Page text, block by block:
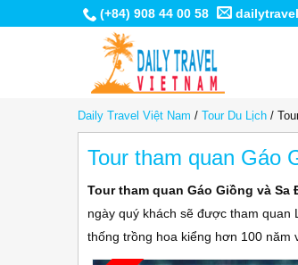
(+84) 908 44 00 58
Daily Travel Việt Nam / Tour Du Lịch /
Tour tham quan Gáo
Tour tham quan Gáo Giồng và Sa
ngày quý khách sẽ được tham
thống trồng hoa kiểng hơn 100 năm